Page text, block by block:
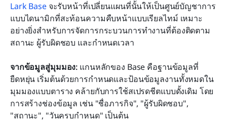
Lark Base จะรับหน้าที่เปลี่ยนแผนที่นั้นให้เป็นศูนย์บัญชาการ
แบบไดนามิกที่สะท้อนความคืบหน้าแบบเรียลไทม์ เหมาะ
อย่างยิ่งสำหรับการจัดการกระบวนการทำงานที่ต้องติดตาม
สถานะ ผู้รับผิดชอบ และกำหนดเวลา
จากข้อมูลสู่มุมมอง: แกนหลักของ Base คือฐานข้อมูลที่
ยืดหยุ่น เริ่มต้นด้วยการกำหนดและป้อนข้อมูลงานทั้งหมดใน
มุมมองแบบตาราง คล้ายกับการใช้สเปรดชีตแบบดั้งเดิม โดย
การสร้างช่องข้อมูล เช่น "ชื่อภารกิจ", "ผู้รับผิดชอบ",
"สถานะ", "วันครบกำหนด" เป็นต้น